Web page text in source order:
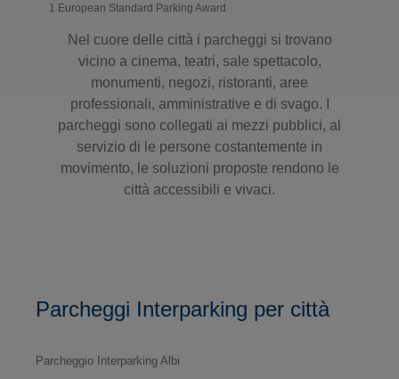
1 European Standard Parking Award
Nel cuore delle città i parcheggi si trovano
vicino a cinema, teatri, sale spettacolo,
monumenti, negozi, ristoranti, aree
professionali, amministrative e di svago. I
parcheggi sono collegati ai mezzi pubblici, al
servizio di le persone costantemente in
movimento, le soluzioni proposte rendono le
città accessibili e vivaci.
Parcheggi Interparking per città
Parcheggio Interparking Albi